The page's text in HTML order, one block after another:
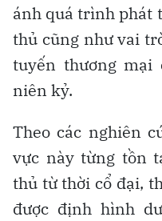
ánh quá trình phát
thủ cũng như vai
tuyến thương mại
niên kỷ.
Theo các nghiên
vực này từng tồn
thủ từ thời cổ đại,
được định hình